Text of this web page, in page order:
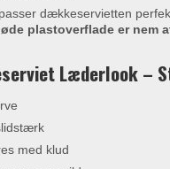
dækkeservietten
plastoverflade er nem
Læderlook –
med klud